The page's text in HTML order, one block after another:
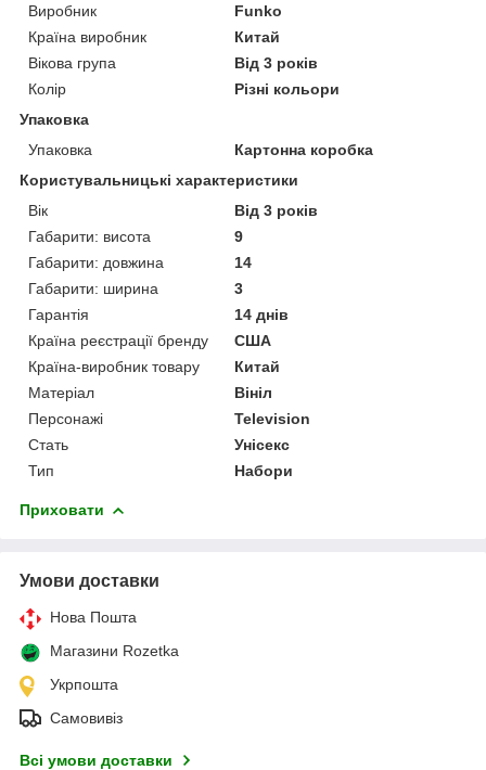
Виробник
Funko
Країна виробник
Китай
Вікова група
Від 3 років
Колір
Різні кольори
Упаковка
Упаковка
Картонна коробка
Користувальницькі характеристики
Вік
Від 3 років
Габарити: висота
9
Габарити: довжина
14
Габарити: ширина
3
Гарантія
14 днів
Країна реєстрації бренду
США
Країна-виробник товару
Китай
Матеріал
Вініл
Персонажі
Television
Стать
Унісекс
Тип
Набори
Приховати
Умови доставки
Нова Пошта
Магазини Rozetka
Укрпошта
Самовивіз
Всі умови доставки